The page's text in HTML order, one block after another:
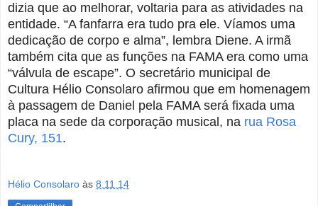
dizia que ao melhorar, voltaria para as atividades na
entidade. “A fanfarra era tudo pra ele. Víamos uma
dedicação de corpo e alma”, lembra Diene. A irmã
também cita que as funções na FAMA era como uma
“válvula de escape”. O secretário municipal de
Cultura Hélio Consolaro afirmou que em homenagem
à passagem de Daniel pela FAMA será fixada uma
placa na sede da corporação musical, na rua Rosa
Cury, 151.
Hélio Consolaro às 8.11.14